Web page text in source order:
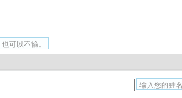
可以不输。
输入您的姓